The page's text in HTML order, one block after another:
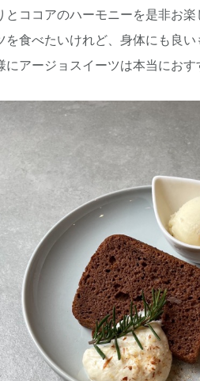
とココアのハーモニーを是非お楽
を食べたいけれど、身体にも良い
にアージョスイーツは本当におす